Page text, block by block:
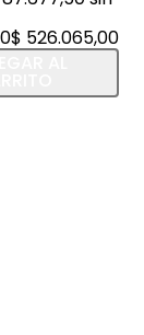
$ 526.065,00